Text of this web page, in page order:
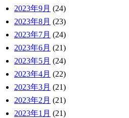
2023年9月 (24)
2023年8月 (23)
2023年7月 (24)
2023年6月 (21)
2023年5月 (24)
2023年4月 (22)
2023年3月 (21)
2023年2月 (21)
2023年1月 (21)